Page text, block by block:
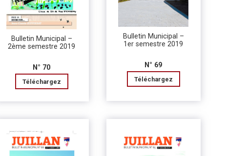
Bulletin Municipal –
2ème semestre 2019
N° 70
Téléchargez
Bulletin Municipal –
1er semestre 2019
N° 69
Téléchargez